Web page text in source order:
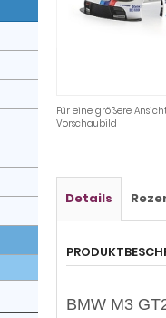
Für eine größere
Vorschaubild
Details
BMW M3